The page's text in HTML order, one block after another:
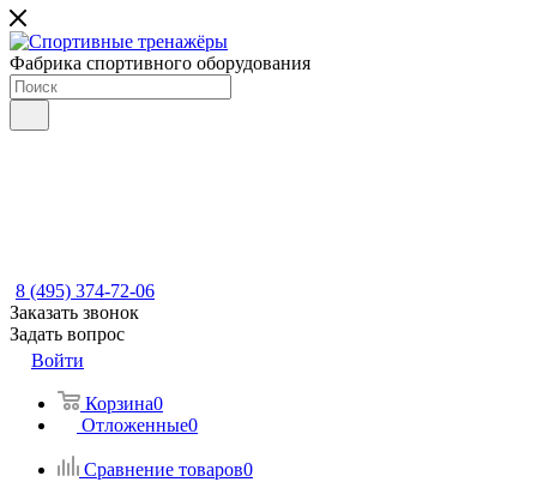
Фабрика спортивного оборудования
8 (495) 374-72-06
Заказать звонок
Задать вопрос
Войти
Корзина0
Отложенные0
Сравнение товаров0